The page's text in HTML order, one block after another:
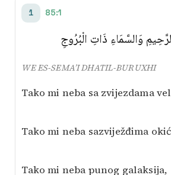
Besim Korkut
Mustafa Mlivo
AI prijevod
1 85:1
وَالسَّمَاءِ ذَاتِ الْبُرُوجِ
WE ES-SEMA’I DHATIL-BURUXHI
Tako mi neba sa zvijezdama
Tako mi neba sazviježđima
Tako mi neba punog galaksija,